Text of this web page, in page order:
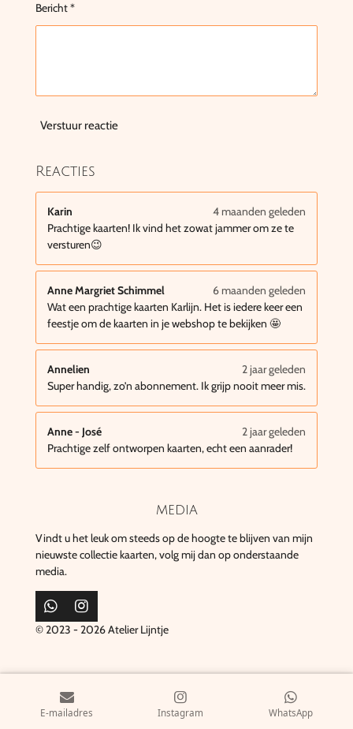
Bericht *
Verstuur reactie
Reacties
Karin
4 maanden geleden
Prachtige kaarten! Ik vind het zowat jammer om ze te
versturen😉
Anne Margriet Schimmel
6 maanden geleden
Wat een prachtige kaarten Karlijn. Het is iedere keer een
feestje om de kaarten in je webshop te bekijken 🤩
Annelien
2 jaar geleden
Super handig, zo’n abonnement. Ik grijp nooit meer mis.
Anne - José
2 jaar geleden
Prachtige zelf ontworpen kaarten, echt een aanrader!
media
Vindt u het leuk om steeds op de hoogte te blijven van mijn
nieuwste collectie kaarten, volg mij dan op onderstaande
media.
W
h
s
p
I
n
a
a
© 2023 - 2026 Atelier Lijntje
E-mailadres Instagram WhatsApp